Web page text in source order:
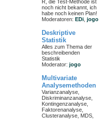
R, die Test-Methode ist
noch nicht bekannt, ich
habe noch keinen Plan!
Moderatoren: EDi jogo
Deskriptive
Statistik
Alles zum Thema der
beschreibenden
Statistik
Moderator: jogo
Multivariate
Analysemethoden
Varianzanalyse,
Diskriminanzanalyse,
Kontingenzanalyse,
Faktorenanalyse,
Clusteranalyse, MDS,